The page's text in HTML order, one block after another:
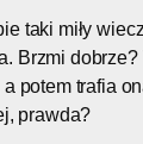
taki miły
Brzmi
potem trafia
prawda?